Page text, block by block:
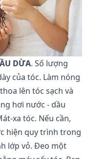
DỪA. Số lượng
của tóc. Làm nóng
lên tóc sạch và
hơi nước - dầu
xa tóc. Nếu cần,
hiện quy trình trong
lớp vỏ. Đeo một